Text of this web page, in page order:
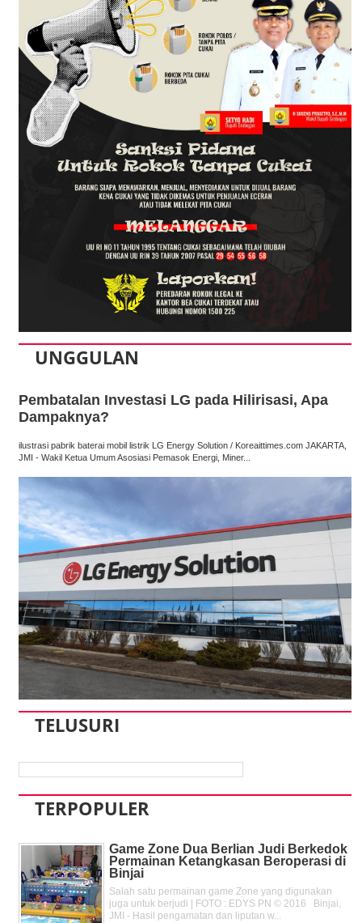
UNGGULAN
Pembatalan Investasi LG pada Hilirisasi, Apa
Dampaknya?
ilustrasi pabrik baterai mobil listrik LG Energy Solution / Koreaittimes.com JAKARTA,
JMI - Wakil Ketua Umum Asosiasi Pemasok Energi, Miner...
TELUSURI
TERPOPULER
Game Zone Dua Berlian Judi Berkedok
Permainan Ketangkasan Beroperasi di
Binjai
Salah satu permainan game Zone yang digunakan
juga untuk berjudi | FOTO : EDYS PN © 2016 Binjai,
JMI - Hasil pengamatan dan liputan w...